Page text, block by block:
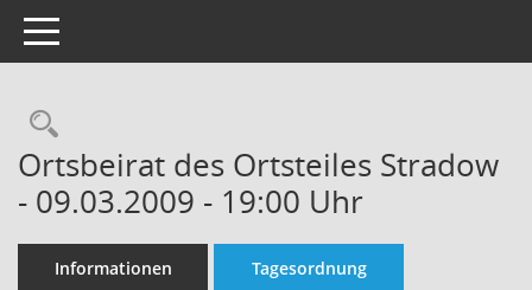
Toggle navigation
Rechercheauswahl
Ortsbeirat des Ortsteiles Stradow
- 09.03.2009 - 19:00 Uhr
Informationen Tagesordnung